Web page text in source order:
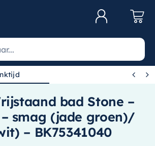
 
bad Stone –
– smag (jade groen)/
– BK75341040